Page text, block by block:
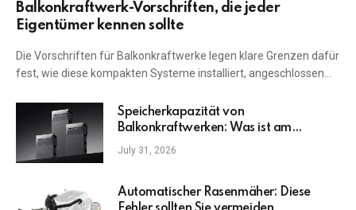
Balkonkraftwerk-Vorschriften, die jeder
Eigentümer kennen sollte
Die Vorschriften für Balkonkraftwerke legen klare Grenzen dafür
fest, wie diese kompakten Systeme installiert, angeschlossen…
Speicherkapazität von
Balkonkraftwerken: Was ist am
wichtigsten?
July 31, 2026
Automatischer Rasenmäher: Diese